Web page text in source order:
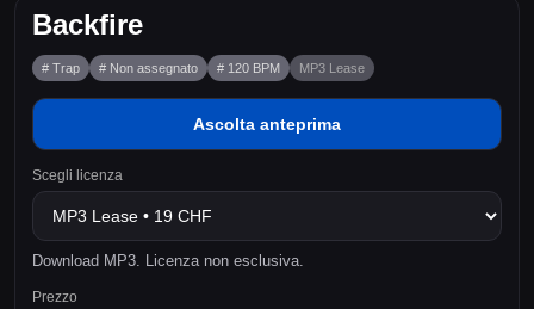
Backfire
# Trap # Non assegnato # 120 BPM MP3 Lease
Ascolta anteprima
Scegli licenza
Download MP3. Licenza non esclusiva.
Prezzo